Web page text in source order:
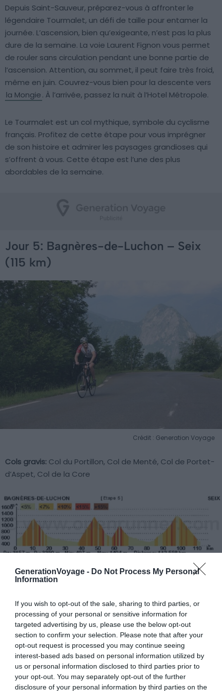
GenerationVoyage - Do Not Process My Personal
Information
If you wish to opt-out of the sale, sharing to third parties, or
processing of your personal or sensitive information for
targeted advertising by us, please use the below opt-out
section to confirm your selection. Please note that after your
opt-out request is processed you may continue seeing
interest-based ads based on personal information utilized by
us or personal information disclosed to third parties prior to
your opt-out. You may separately opt-out of the further
disclosure of your personal information by third parties on the
Depuis Saint-Sauveur, préparez-vous à affronter le
légendaire Tourmalet, un défi de taille pour entamer la
journée. L’ascension, bien qu’exigeante, n’est pas la plus
dure de la semaine. La voie Laurent Fignon vous permet
de rouler sans circulation pendant une bonne partie de
l’ascension. Attention, au sommet, il peut faire très froid,
même en juin. Couvrez-vous bien pour la descente vers
la Mongie. À l’arrivée, passez la nuit à l’Hotel Métropole.
Le Tourmalet est un col mythique, symbole du cyclisme
français. Profitez de cette étape pour vous imprégner
de son histoire et admirer les paysages grandioses qui
s’offrent à vous. Cette étape est l’une des plus
abordables de la semaine.
Jour 5: Bagnères-de-Luchon – Seix
(115 km)
Crédit : Generation Voyage
Cols gravis: Col du Portillon, Col de Menté, Col de Portet-
d’Aspet, Col de la Core
Une étape très consistante avec pas moins de 4 cols.
hommage à Fabio Casartelli, tragiquement décédé dans
la descente du col du Portet d’Aspet. Nous avons choisi
Seix comme lieu d’arrivée et avons logé à l’Auberge des
Deux Rivières , située un peu plus en aval de la rivière.
Cette journée sera marquée par des cols qui deviennent
difficiles à franchir, la fatigue de la semaine se faisant